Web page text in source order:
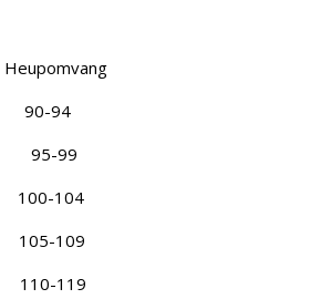
Heupomvang
94
99
104
109
119